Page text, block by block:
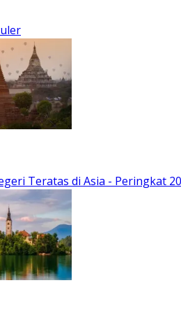
Teratas di Asia - Peringkat